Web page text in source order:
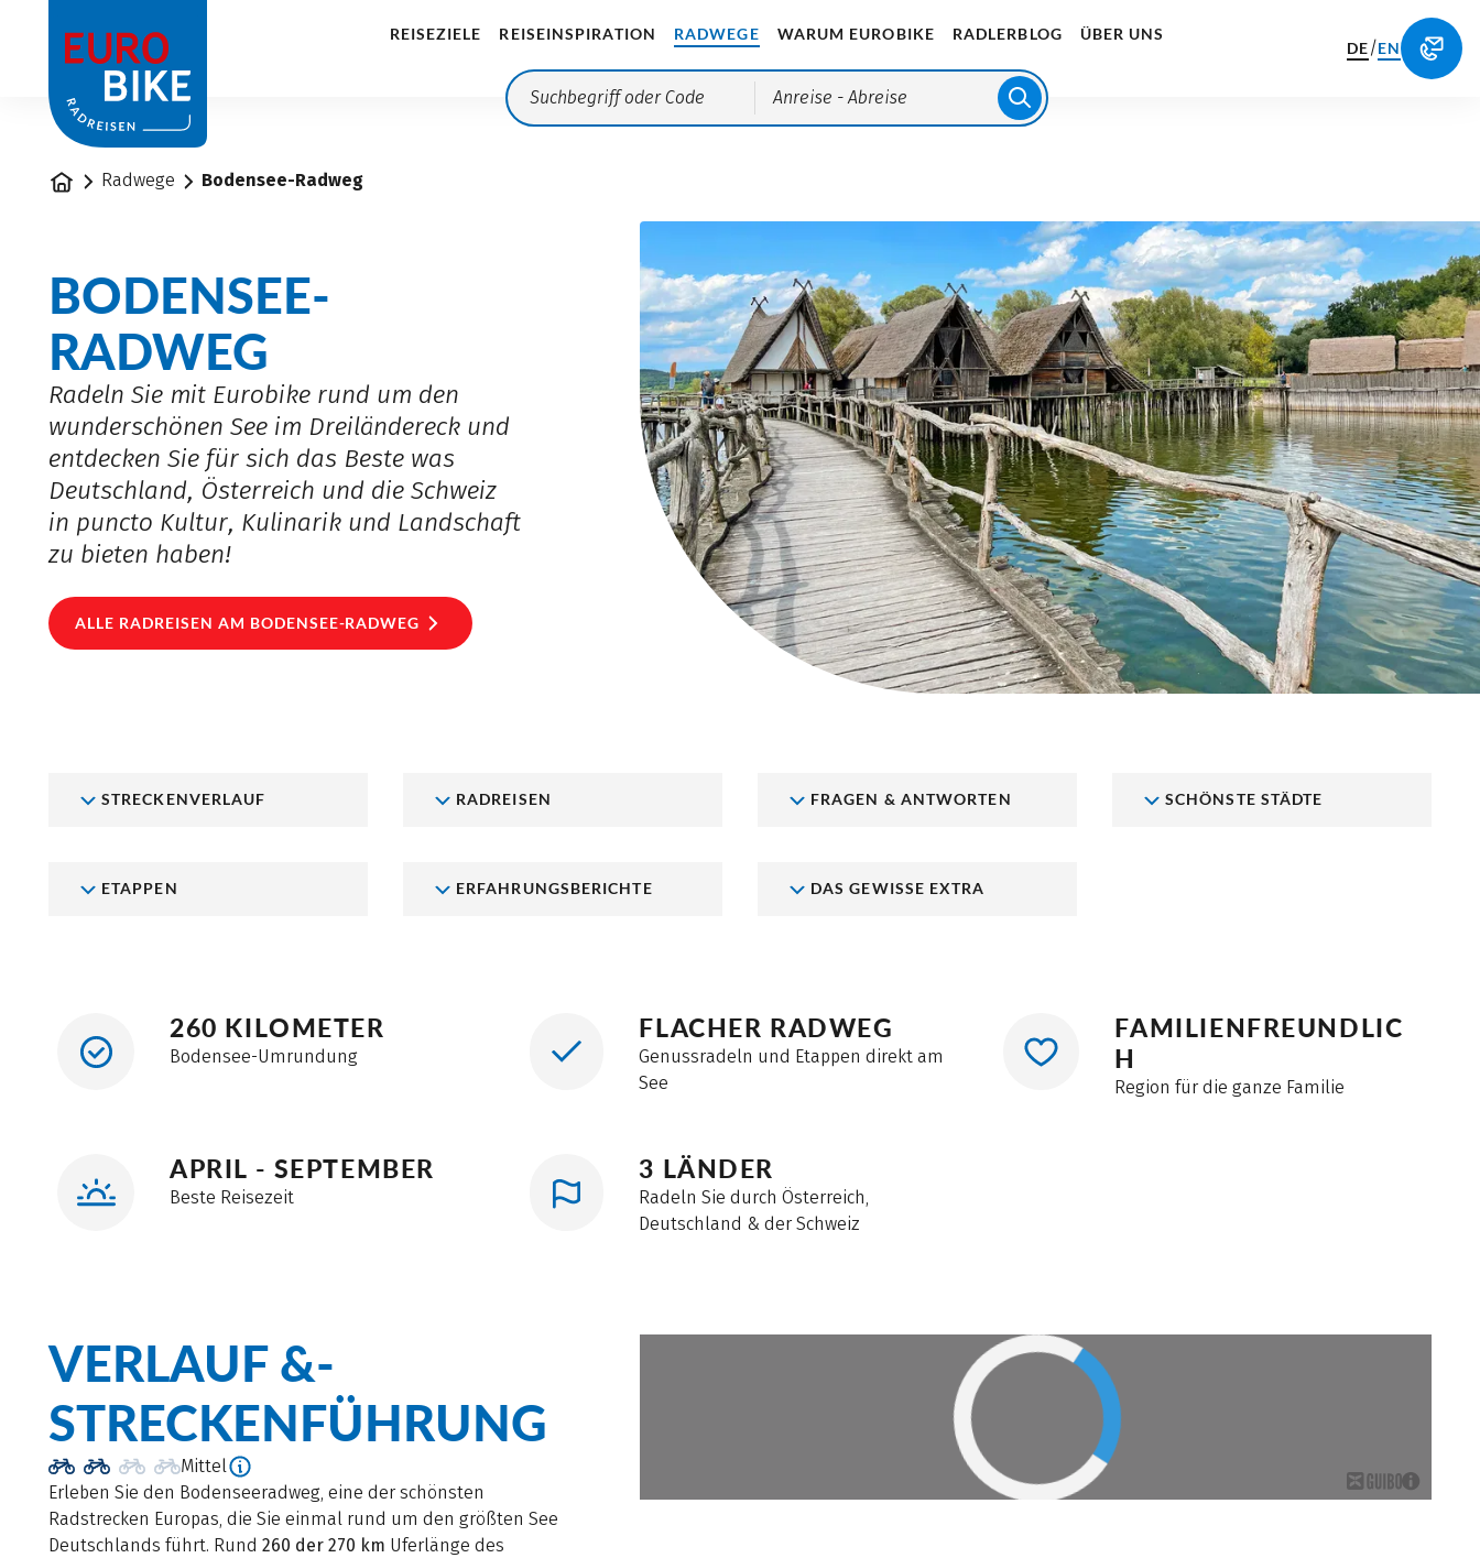
REISEZIELE REISEINSPIRATION RADWEGE WARUM EUROBIKE RADLERBLOG ÜBER UNS
Anreise - Abreise
DE/EN
StartseiteRadwege Bodensee-Radweg
BODENSEE-
RADWEG
Radeln Sie mit Eurobike rund um den
wunderschönen See im Dreiländereck und
entdecken Sie für sich das Beste was
Deutschland, Österreich und die Schweiz
in puncto Kultur, Kulinarik und Landschaft
zu bieten haben!
ALLE RADREISEN AM BODENSEE-RADWEG
STRECKENVERLAUF RADREISEN FRAGEN & ANTWORTEN SCHÖNSTE STÄDTE
ETAPPEN ERFAHRUNGSBERICHTE DAS GEWISSE EXTRA
260 KILOMETER
Bodensee-Umrundung
FLACHER RADWEG
Genussradeln und Etappen direkt am
See
FAMILIENFREUNDLIC
H
Region für die ganze Familie
APRIL - SEPTEMBER
Beste Reisezeit
3 LÄNDER
Radeln Sie durch Österreich,
Deutschland & der Schweiz
VERLAUF &­
STRECKENFÜHRUNG
Mittel
Erleben Sie den Bodenseeradweg, eine der schönsten
Radstrecken Europas, die Sie einmal rund um den größten See
Deutschlands führt. Rund 260 der 270 km Uferlänge des